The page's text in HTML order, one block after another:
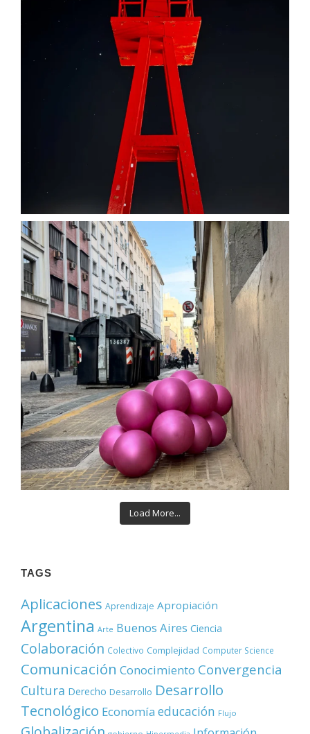
Load More...
TAGS
Aplicaciones Aprendizaje Apropiación
Argentina Arte Buenos Aires Ciencia
Colaboración Colectivo Complejidad Computer Science
Comunicación Conocimiento Convergencia
Cultura Derecho Desarrollo Desarrollo
Tecnológico Economía educación Flujo